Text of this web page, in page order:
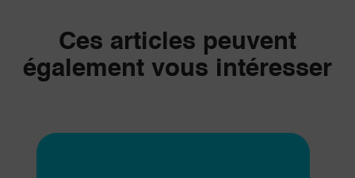
Ces articles peuvent
également vous intéresser